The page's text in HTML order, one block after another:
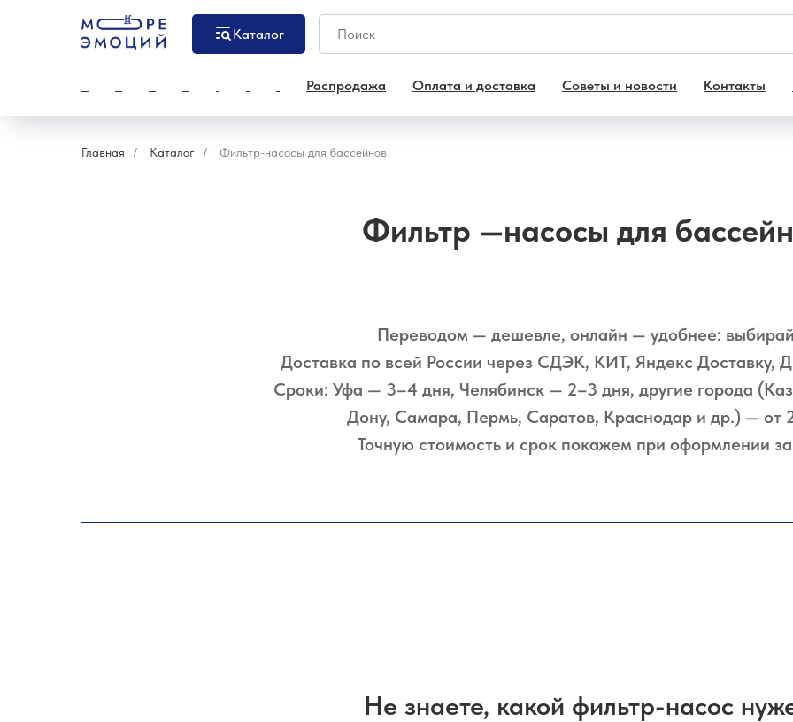
Каталог
Распродажа Оплата и доставка Советы и новости Контакты
Главная / Каталог / Фильтр-насосы для бассейнов
Фильтр —насосы для
Переводом — дешевле, онлайн — удобнее:
Доставка по всей России через СДЭК, КИТ, Яндекс Доставку,
Сроки: Уфа — 3–4 дня, Челябинск — 2–3 дня, другие города
Дону, Самара, Пермь, Саратов, Краснодар и др.) — от
Точную стоимость и срок покажем при оформлении
Не знаете, какой фильтр-насос